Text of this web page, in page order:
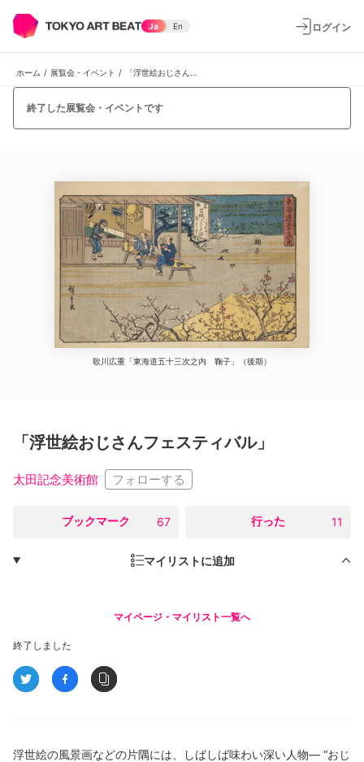
Ja En ログイン
ホーム / 展覧会・イベント /
終了した展覧会・イベントです
歌川広重「東海道五十三次之内 鞠子」（後期）
「浮世絵おじさんフェスティバル」
太田記念美術館 フォローする
ブックマーク 67 行った 11
マイリストに追加
マイページ・マイリスト一覧へ
終了しました
浮世絵の風景画などの片隅には、しばしば味わい深い人物― “おじ